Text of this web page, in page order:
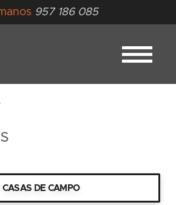
957 186 085
CASAS DE CAMPO